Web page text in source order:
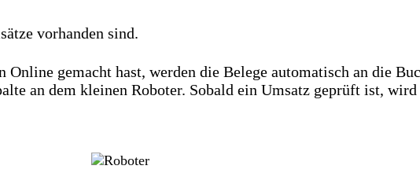
vorhanden sind.
Online gemacht hast, werden die Belege automatisch an die
an dem kleinen Roboter. Sobald ein Umsatz geprüft ist,